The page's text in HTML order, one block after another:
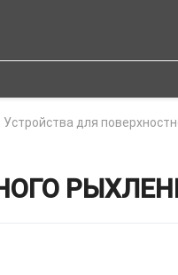
Устройства для